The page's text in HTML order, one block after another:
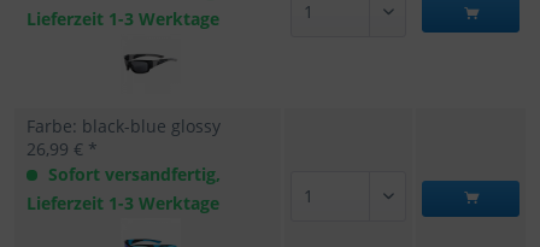
Lieferzeit 1-3 Werktage
Farbe: black-blue glossy
26,99 € *
Sofort versandfertig,
Lieferzeit 1-3 Werktage